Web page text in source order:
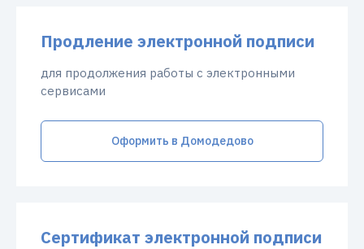
Продление электронной подписи
для продолжения работы с электронными
сервисами
Оформить в Домодедово
Сертификат электронной подписи